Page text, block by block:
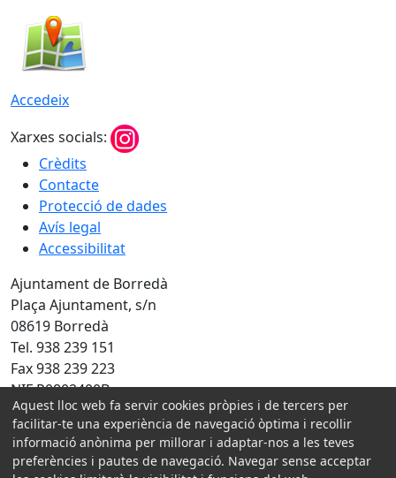
Accedeix
Xarxes socials:
Crèdits
Contacte
Protecció de dades
Avís legal
Accessibilitat
Ajuntament de Borredà
Plaça Ajuntament, s/n
08619 Borredà
Tel. 938 239 151
Fax 938 239 223
NIF P0802400B
Amb la col·laboració de:
Aquest lloc web fa servir cookies pròpies i de tercers per
facilitar-te una experiència de navegació òptima i recollir
informació anònima per millorar i adaptar-nos a les teves
preferències i pautes de navegació. Navegar sense acceptar